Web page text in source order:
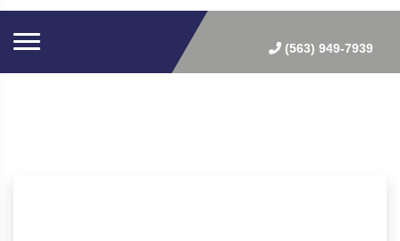
(563) 949-7939